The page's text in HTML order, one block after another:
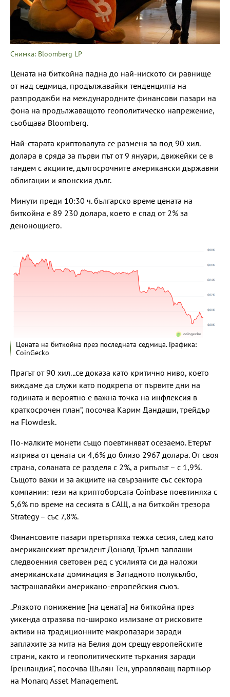
Снимка: Bloomberg LP
Цената на биткойна падна до най-ниското си равнище
от над седмица, продължавайки тенденцията на
разпродажби на международните финансови пазари на
фона на продължаващото геополитическо напрежение,
съобщава Bloomberg.
Най-старата криптовалута се разменя за под 90 хил.
долара в сряда за първи път от 9 януари, движейки се в
тандем с акциите, дългосрочните американски държавни
облигации и японския дълг.
Минути преди 10:30 ч. българско време цената на
биткойна е 89 230 долара, което е спад от 2% за
денонощиего.
Цената на биткойна през последната седмица. Графика:
CoinGecko
Прагът от 90 хил. „се доказа като критично ниво, което
виждаме да служи като подкрепа от първите дни на
годината и вероятно е важна точка на инфлексия в
краткосрочен план“, посочва Карим Дандаши, трейдър
на Flowdesk.
По-малките монети също поевтиняват осезаемо. Етерът
изтрива от цената си 4,6% до близо 2967 долара. От своя
страна, соланата се разделя с 2%, а рипълът – с 1,9%.
Същото важи и за акциите на свързаните със сектора
компании: тези на криптоборсата Coinbase поевтиняха с
5,6% по време на сесията в САЩ, а на биткойн трезора
Strategy – със 7,8%.
Финансовите пазари претърпяха тежка сесия, след като
американският президент Доналд Тръмп заплаши
следвоенния световен ред с усилията си да наложи
американската доминация в Западното полукълбо,
застрашавайки американо-европейския съюз.
„Рязкото понижение [на цената] на биткойна през
уикенда отразява по-широко излизане от рисковите
активи на традиционните макропазари заради
заплахите за мита на Белия дом срещу европейските
страни, както и геополитическите търкания заради
Гренландия“, посочва Шълян Тен, управляващ партньор
на Monarq Asset Management.